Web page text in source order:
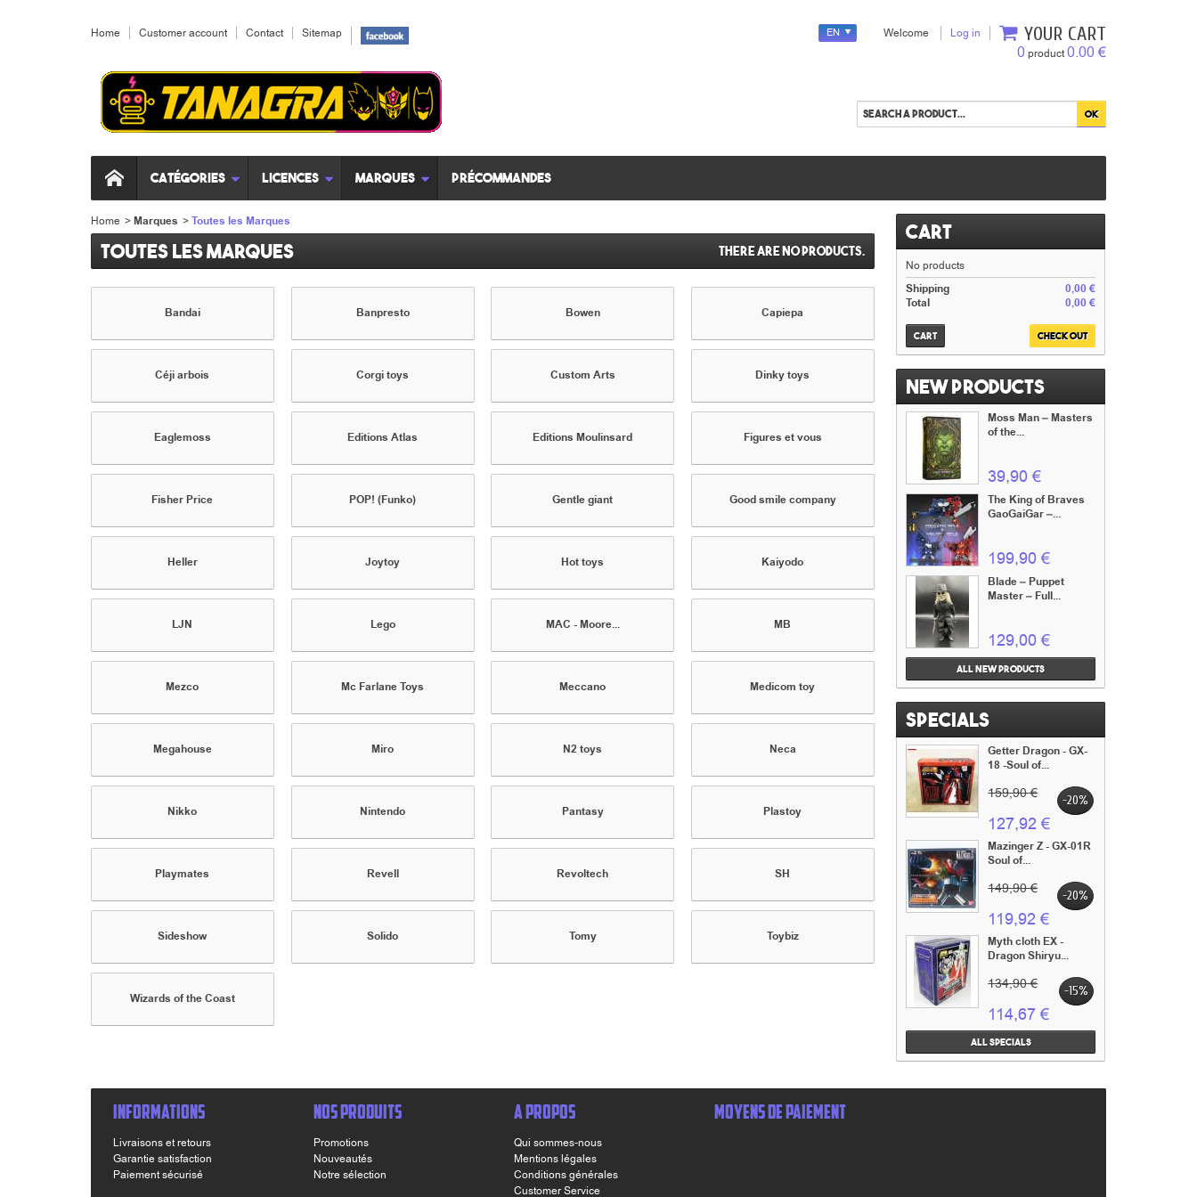
Home Customer account Contact Sitemap Welcome Log in YOUR CART
0 product0.00 €
EN
Catégories Licences Marques Précommandes
Home >Marques >Toutes les Marques
Toutes les Marques There are no products.
Bandai Banpresto Bowen Capiepa
Céji arbois Corgi toys Custom Arts Dinky toys
Eaglemoss Editions Atlas Editions Moulinsard Figures et vous
Fisher Price POP! (Funko) Gentle giant Good smile company
Heller Joytoy Hot toys Kaiyodo
LJN Lego MAC - Moore... MB
Mezco Mc Farlane Toys Meccano Medicom toy
Megahouse Miro N2 toys Neca
Nikko Nintendo Pantasy Plastoy
Playmates Revell Revoltech SH
Sideshow Solido Tomy Toybiz
Wizards of the Coast
Cart
No products
0,00 €
Shipping
0,00 €
Total
Cart Check out
New products
Moss Man – Masters
of the...
39,90 €
The King of Braves
GaoGaiGar –...
199,90 €
Blade – Puppet
Master – Full...
129,00 €
All new products
Specials
Getter Dragon - GX-
18 -Soul of...
159,90 € -20%
127,92 €
Mazinger Z - GX-01R
Soul of...
149,90 € -20%
119,92 €
Myth cloth EX -
Dragon Shiryu...
134,90 € -15%
114,67 €
All specials
INFORMATIONS
Livraisons et retours
Garantie satisfaction
Paiement sécurisé
NOS PRODUITS
Promotions
Nouveautés
Notre sélection
A PROPOS
Qui sommes-nous
Mentions légales
Conditions générales
Customer Service
MOYENS DE PAIEMENT